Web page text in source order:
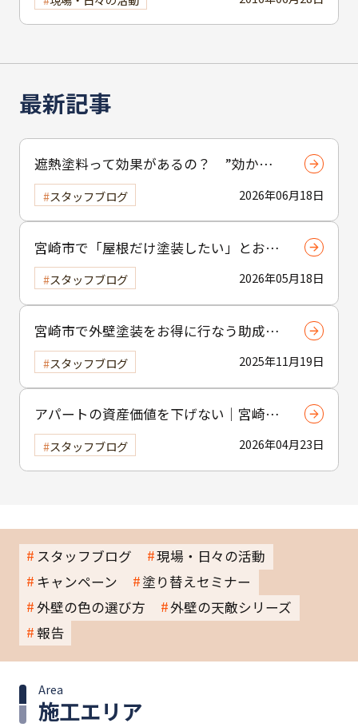
最新記事
遮熱塗料って効果があるの？ ”効かな
い”と言われる理由と正しい使い方 2026年06月18日
スタッフブログ
宮崎市で「屋根だけ塗装したい」とお考
えの方へ｜小工事・雨樋交換だけでも大
歓迎！
2026年05月18日
スタッフブログ
宮崎市で外壁塗装をお得に行なう助成金
制度の活用方法
2025年11月19日
スタッフブログ
アパートの資産価値を下げない｜宮崎市
の賃貸物件塗装のポイント
2026年04月23日
スタッフブログ
スタッフブログ
現場・日々の活動
キャンペーン
塗り替えセミナー
外壁の色の選び方
外壁の天敵シリーズ
報告
施工エリア
Area